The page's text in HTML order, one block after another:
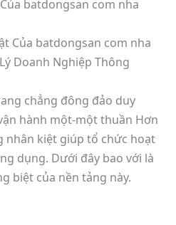
batdongsan com nha
chẳng đông đảo duy
hành một-một thuần Hơn
nhân kiệt giúp tổ chức hoạt
dụng. Dưới đây bao với là
biệt của nền tảng này.